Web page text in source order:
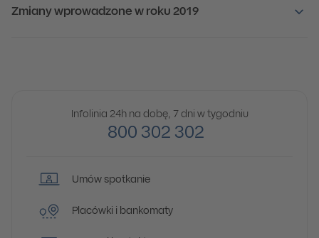
Zmiany wprowadzone w roku 2019
Infolinia 24h na dobę, 7 dni w tygodniu
800 302 302
Umów spotkanie
Placówki i bankomaty